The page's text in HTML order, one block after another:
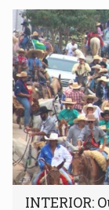
Pedro Geovar
(NOVO)
INTERIOR: